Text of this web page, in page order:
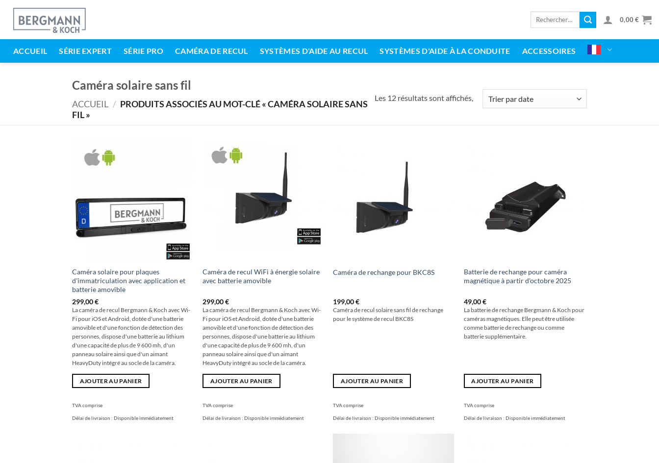
Aller
contenu
Rechercher
0,00€
ACCUEIL SÉRIE EXPERT SÉRIE PRO CAMÉRA DE RECUL SYSTÈMES D'AIDE AU RECUL SYSTÈMES D'AIDE À LA CONDUITE ACCESSOIRES
Caméra solaire sans fil
ACCUEIL / PRODUITS ASSOCIÉS AU MOT-CLÉ « CAMÉRA SOLAIRE SANS
FIL »
Les 12 résultats sont affichés, classés
par
Caméra solaire pour plaques
d'immatriculation avec application et
batterie amovible
299,00€
La caméra de recul Bergmann & Koch avec Wi-
Fi pour iOS et Android, dotée d'une batterie
amovible et d'une fonction de détection des
personnes, dispose d'une batterie au lithium
d'une capacité de plus de 9 600 mh, d'un
panneau solaire ainsi que d'un aimant
HeavyDuty intégré au socle de la caméra.
AJOUTER AU PANIER
TVA comprise
Délai de livraison : Disponible immédiatement
Caméra de recul WiFi à énergie solaire
avec batterie amovible
299,00€
La caméra de recul Bergmann & Koch avec Wi-
Fi pour iOS et Android, dotée d'une batterie
amovible et d'une fonction de détection des
personnes, dispose d'une batterie au lithium
d'une capacité de plus de 9 600 mh, d'un
panneau solaire ainsi que d'un aimant
HeavyDuty intégré au socle de la caméra.
AJOUTER AU PANIER
TVA comprise
Délai de livraison : Disponible immédiatement
Caméra de rechange pour BKC8S
199,00€
Caméra de recul solaire sans fil de rechange
pour le système de recul BKC8S
AJOUTER AU PANIER
TVA comprise
Délai de livraison : Disponible immédiatement
Batterie de rechange pour caméra
magnétique à partir d'octobre 2025
49,00€
La batterie de rechange Bergmann & Koch pour
caméras magnétiques. Elle peut être utilisée
comme batterie de rechange ou comme
batterie supplémentaire.
AJOUTER AU PANIER
TVA comprise
Délai de livraison : Disponible immédiatement